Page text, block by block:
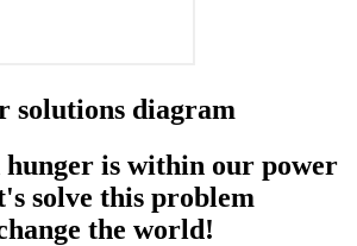
solutions diagram
is within our power
solve this problem
the world!